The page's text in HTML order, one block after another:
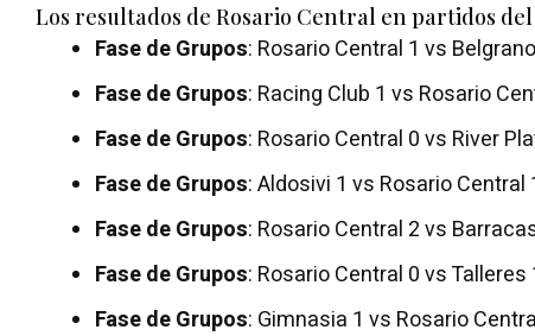
Los resultados de Rosario Central en partidos
Fase de Grupos: Rosario Central 1 vs
Fase de Grupos: Racing Club 1 vs Rosario
Fase de Grupos: Rosario Central 0 vs River
Fase de Grupos: Aldosivi 1 vs Rosario
Fase de Grupos: Rosario Central 2 vs
Fase de Grupos: Rosario Central 0 vs
Fase de Grupos: Gimnasia 1 vs Rosario